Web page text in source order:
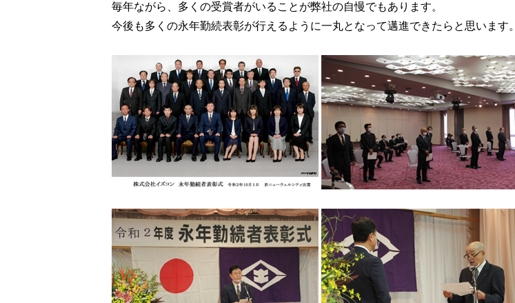
毎年ながら、多くの受賞者がいることが弊社の自慢でもあります。
今後も多くの永年勤続表彰が行えるように一丸となって邁進できたらと思います。